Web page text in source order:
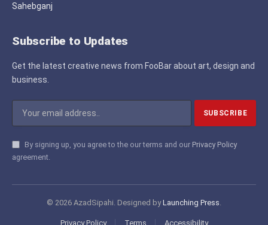
Sahebganj
Subscribe to Updates
Get the latest creative news from FooBar about art, design and
business.
By signing up, you agree to the our terms and our Privacy Policy
agreement.
© 2026 AzadSipahi. Designed byLaunching Press
Privacy Policy Terms Accessibility